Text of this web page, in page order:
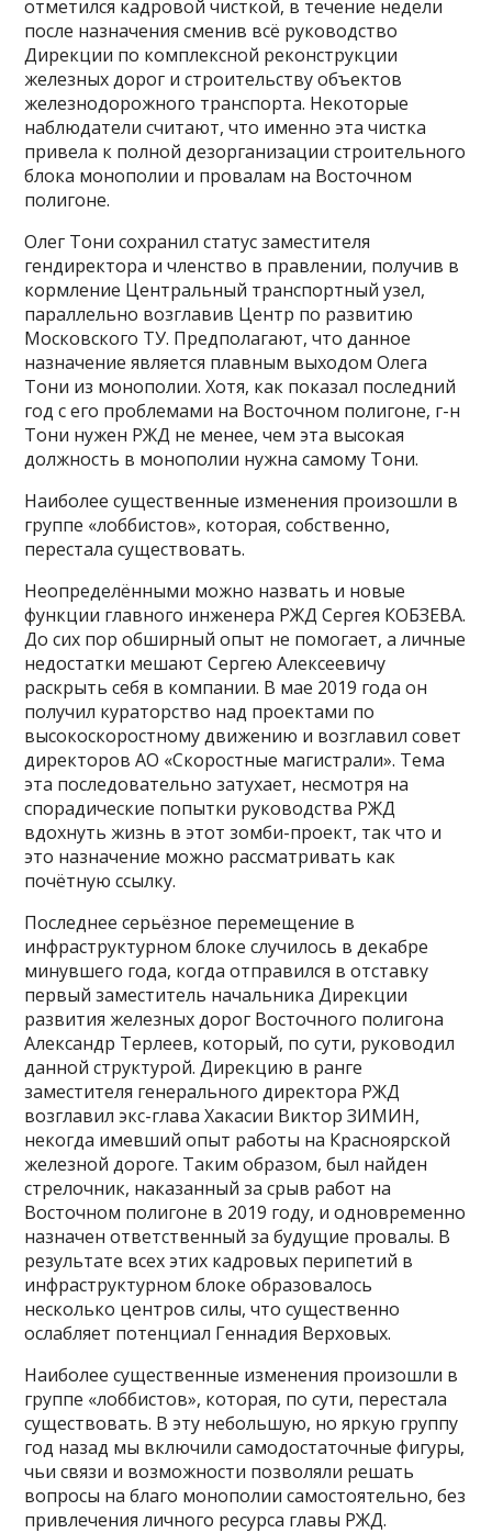
отметился кадровой чисткой, в течение недели
после назначения сменив всё руководство
Дирекции по комплексной реконструкции
железных дорог и строительству объектов
железнодорожного транспорта. Некоторые
наблюдатели считают, что именно эта чистка
привела к полной дезорганизации строительного
блока монополии и провалам на Восточном
полигоне.
Олег Тони сохранил статус заместителя
гендиректора и членство в правлении, получив в
кормление Центральный транспортный узел,
параллельно возглавив Центр по развитию
Московского ТУ. Предполагают, что данное
назначение является плавным выходом Олега
Тони из монополии. Хотя, как показал последний
год с его проблемами на Восточном полигоне, г-н
Тони нужен РЖД не менее, чем эта высокая
должность в монополии нужна самому Тони.
Наиболее существенные изменения произошли в
группе «лоббистов», которая, собственно,
перестала существовать.
Неопределёнными можно назвать и новые
функции главного инженера РЖД Сергея КОБЗЕВА.
До сих пор обширный опыт не помогает, а личные
недостатки мешают Сергею Алексеевичу
раскрыть себя в компании. В мае 2019 года он
получил кураторство над проектами по
высокоскоростному движению и возглавил совет
директоров АО «Скоростные магистрали». Тема
эта последовательно затухает, несмотря на
спорадические попытки руководства РЖД
вдохнуть жизнь в этот зомби-проект, так что и
это назначение можно рассматривать как
почётную ссылку.
Последнее серьёзное перемещение в
инфраструктурном блоке случилось в декабре
минувшего года, когда отправился в отставку
первый заместитель начальника Дирекции
развития железных дорог Восточного полигона
Александр Терлеев, который, по сути, руководил
данной структурой. Дирекцию в ранге
заместителя генерального директора РЖД
возглавил экс-глава Хакасии Виктор ЗИМИН,
некогда имевший опыт работы на Красноярской
железной дороге. Таким образом, был найден
стрелочник, наказанный за срыв работ на
Восточном полигоне в 2019 году, и одновременно
назначен ответственный за будущие провалы. В
результате всех этих кадровых перипетий в
инфраструктурном блоке образовалось
несколько центров силы, что существенно
ослабляет потенциал Геннадия Верховых.
Наиболее существенные изменения произошли в
группе «лоббистов», которая, по сути, перестала
существовать. В эту небольшую, но яркую группу
год назад мы включили самодостаточные фигуры,
чьи связи и возможности позволяли решать
вопросы на благо монополии самостоятельно, без
привлечения личного ресурса главы РЖД.